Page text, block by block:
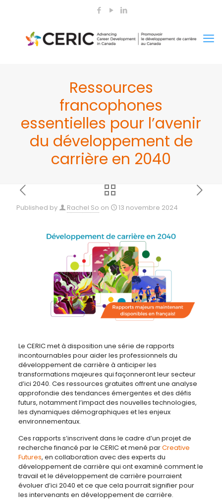
Ressources
francophones
essentielles pour l’avenir
du développement de
carrière en 2040
Published by Rachel So on 13 novembre 2024
Le CERIC met à disposition une série de rapports
incontournables pour aider les professionnels du
développement de carrière à anticiper les
transformations majeures qui façonneront leur secteur
d’ici 2040. Ces ressources gratuites offrent une analyse
approfondie des tendances émergentes et des défis
futurs, notamment l’impact des nouvelles technologies,
les dynamiques démographiques et les enjeux
environnementaux.
Ces rapports s’inscrivent dans le cadre d’un projet de
recherche financé par le CERIC et mené parCreative
Futures, en collaboration avec des experts du
développement de carrière qui ont examiné comment le
travail et le développement de carrière pourraient
évoluer d’ici 2040 et ce que cela pourrait signifier pour
les intervenants en développement de carrière.